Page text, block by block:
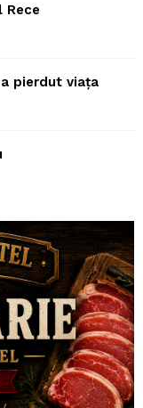
Rece
pierdut viața